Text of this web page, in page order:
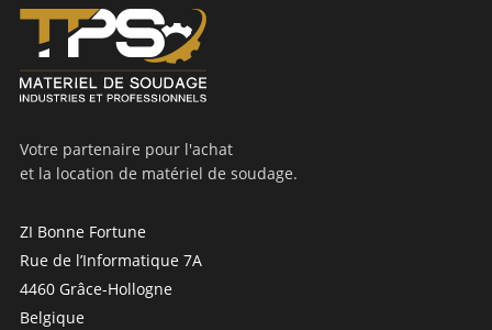
Votre partenaire pour l'achat
et la location de matériel de soudage.
ZI Bonne Fortune
Rue de l’Informatique 7A
4460 Grâce-Hollogne
Belgique